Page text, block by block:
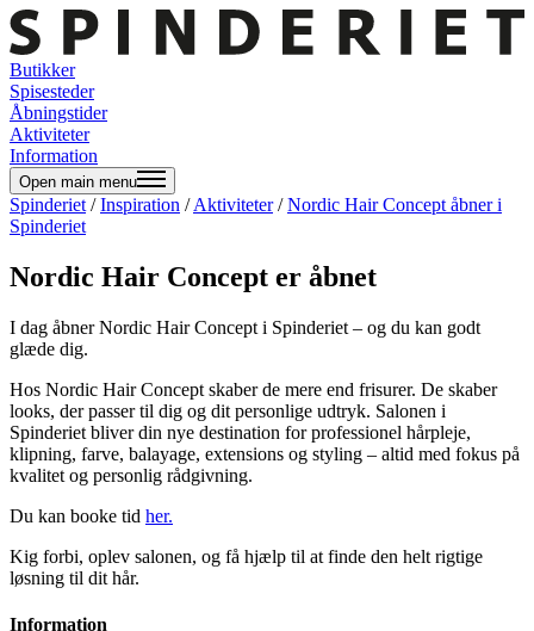
Butikker
Spisesteder
Åbningstider
Aktiviteter
Information
Open main menu
Spinderiet /Inspiration /Aktiviteter/Nordic Hair Concept åbner i
Spinderiet
Nordic Hair Concept er åbnet
I dag åbner Nordic Hair Concept i Spinderiet – og du kan godt
glæde dig.
Hos Nordic Hair Concept skaber de mere end frisurer. De skaber
looks, der passer til dig og dit personlige udtryk. Salonen i
Spinderiet bliver din nye destination for professionel hårpleje,
klipning, farve, balayage, extensions og styling – altid med fokus på
kvalitet og personlig rådgivning.
Du kan booke tid her.
Kig forbi, oplev salonen, og få hjælp til at finde den helt rigtige
løsning til dit hår.
Information